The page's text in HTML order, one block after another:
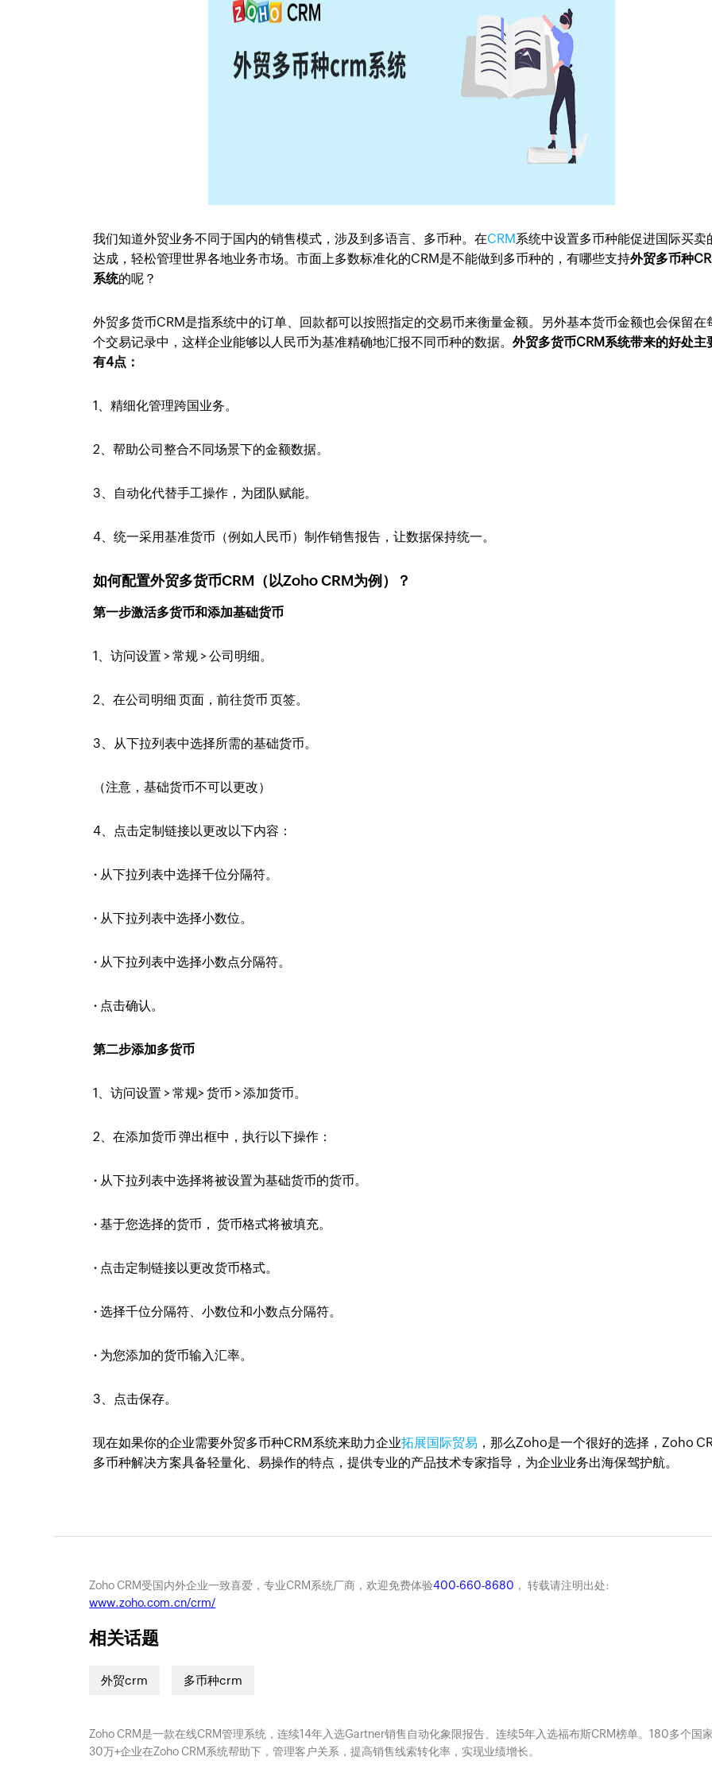
我们知道外贸业务不同于国内的销售模式，涉及到多语言、多币种。在CRM系统中设置多币种能促进国际买卖
达成，轻松管理世界各地业务市场。市面上多数标准化的CRM是不能做到多币种的，有哪些支持外贸多币种
系统的呢？
外贸多货币CRM是指系统中的订单、回款都可以按照指定的交易币来衡量金额。另外基本货币金额也会保留在
个交易记录中，这样企业能够以人民币为基准精确地汇报不同币种的数据。外贸多货币CRM系统带来的好处主
有4点：
1、精细化管理跨国业务。
2、帮助公司整合不同场景下的金额数据。
3、自动化代替手工操作，为团队赋能。
4、统一采用基准货币（例如人民币）制作销售报告，让数据保持统一。
如何配置外贸多货币CRM（以Zoho CRM为例）？
第一步激活多货币和添加基础货币
1、访问设置 > 常规 > 公司明细。
2、在公司明细 页面，前往货币 页签。
3、从下拉列表中选择所需的基础货币。
（注意，基础货币不可以更改）
4、点击定制链接以更改以下内容：
· 从下拉列表中选择千位分隔符。
· 从下拉列表中选择小数位。
· 从下拉列表中选择小数点分隔符。
· 点击确认。
第二步添加多货币
1、访问设置 > 常规> 货币 > 添加货币。
2、在添加货币 弹出框中，执行以下操作：
· 从下拉列表中选择将被设置为基础货币的货币。
·基于您选择的货币， 货币格式将被填充。
· 点击定制链接以更改货币格式。
·选择千位分隔符、小数位和小数点分隔符。
· 为您添加的货币输入汇率。
3、点击保存。
现在如果你的企业需要外贸多币种CRM系统来助力企业拓展国际贸易 ，那么Zoho是一个很好的选择，Zoho
多币种解决方案具备轻量化、易操作的特点，提供专业的产品技术专家指导，为企业业务出海保驾护航。
Zoho CRM受国内外企业一致喜爱，专业CRM系统厂商，欢迎免费体验400-660-8680 ， 转载请注明出处:
www.zoho.com.cn/crm/
相关话题
外贸crm 多币种crm
Zoho CRM是一款在线CRM管理系统，连续14年入选Gartner销售自动化象限报告、连续5年入选福布斯CRM榜单。180多个国
30万+企业在Zoho CRM系统帮助下，管理客户关系，提高销售线索转化率，实现业绩增长。